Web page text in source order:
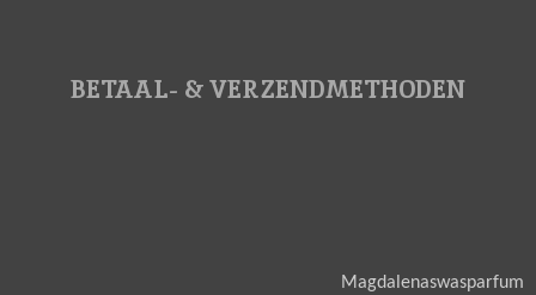
BETAAL- & VERZENDMETHODEN
Magdalenaswasparfum